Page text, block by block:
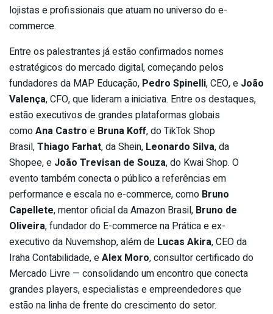
lojistas e profissionais que atuam no universo do e-
commerce.
Entre os palestrantes já estão confirmados nomes
estratégicos do mercado digital, começando pelos
fundadores da MAP Educação, Pedro Spinelli, CEO, e João
Valença, CFO, que lideram a iniciativa. Entre os destaques,
estão executivos de grandes plataformas globais
comoAna Castro e Bruna Koff, do TikTok Shop
Brasil,Thiago Farhat, da Shein, Leonardo Silva, da
Shopee, e João Trevisan de Souza, do Kwai Shop. O
evento também conecta o público a referências em
performance e escala no e-commerce, como Bruno
Capellete, mentor oficial da Amazon Brasil, Bruno de
Oliveira, fundador do E-commerce na Prática e ex-
executivo da Nuvemshop, além de Lucas Akira, CEO da
Iraha Contabilidade, eAlex Moro, consultor certificado do
Mercado Livre — consolidando um encontro que conecta
grandes players, especialistas e empreendedores que
estão na linha de frente do crescimento do setor.